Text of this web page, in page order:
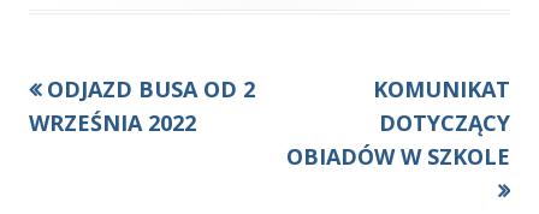
Nawigacja
Poprzedni
artykół
ODJAZD BUSA OD 2
WRZEŚNIA 2022
Następny
artykół:
KOMUNIKAT
DOTYCZĄCY
OBIADÓW W SZKOLE